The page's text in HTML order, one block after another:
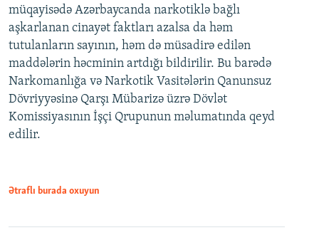
müqayisədə Azərbaycanda narkotiklə bağlı
aşkarlanan cinayət faktları azalsa da həm
tutulanların sayının, həm də müsadirə edilən
maddələrin həcminin artdığı bildirilir. Bu barədə
Narkomanlığa və Narkotik Vasitələrin Qanunsuz
Dövriyyəsinə Qarşı Mübarizə üzrə Dövlət
Komissiyasının İşçi Qrupunun məlumatında qeyd
edilir.
Ətraflı burada oxuyun